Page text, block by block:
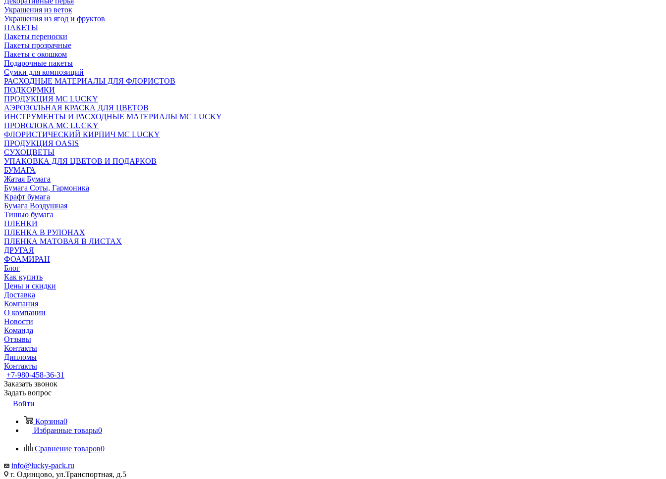
Украшения из веток
Украшения из ягод и фруктов
ПАКЕТЫ
Пакеты переноски
Пакеты прозрачные
Пакеты с окошком
Подарочные пакеты
Сумки для композиций
РАСХОДНЫЕ МАТЕРИАЛЫ ДЛЯ ФЛОРИСТОВ
ПОДКОРМКИ
ПРОДУКЦИЯ MC LUCKY
АЭРОЗОЛЬНАЯ КРАСКА ДЛЯ ЦВЕТОВ
ИНСТРУМЕНТЫ И РАСХОДНЫЕ МАТЕРИАЛЫ MC LUCKY
ПРОВОЛОКА MC LUCKY
ФЛОРИСТИЧЕСКИЙ КИРПИЧ MC LUCKY
ПРОДУКЦИЯ OASIS
СУХОЦВЕТЫ
УПАКОВКА ДЛЯ ЦВЕТОВ И ПОДАРКОВ
БУМАГА
Жатая Бумага
Бумага Соты, Гармоника
Крафт бумага
Бумага Воздушная
Тишью бумага
ПЛЕНКИ
ПЛЕНКА В РУЛОНАХ
ПЛЕНКА МАТОВАЯ В ЛИСТАХ
ДРУГАЯ
ФОАМИРАН
Блог
Как купить
Цены и скидки
Доставка
Компания
О компании
Новости
Команда
Отзывы
Контакты
Дипломы
Контакты
+7-980-458-36-31
Заказать звонок
Задать вопрос
Войти
Корзина0
Избранные товары0
Сравнение товаров0
info@lucky-pack.ru
г. Одинцово, ул.Транспортная, д.5